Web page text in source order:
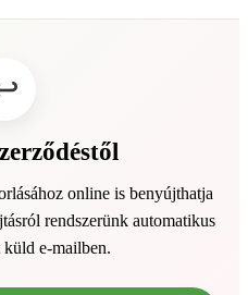
online is benyújthatja
rendszerünk automatikus
küld e-mailben.